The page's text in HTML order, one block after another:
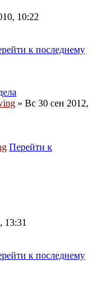
10:22
к последнему
» Вс 30 сен 2012,
Перейти к
13:31
к последнему